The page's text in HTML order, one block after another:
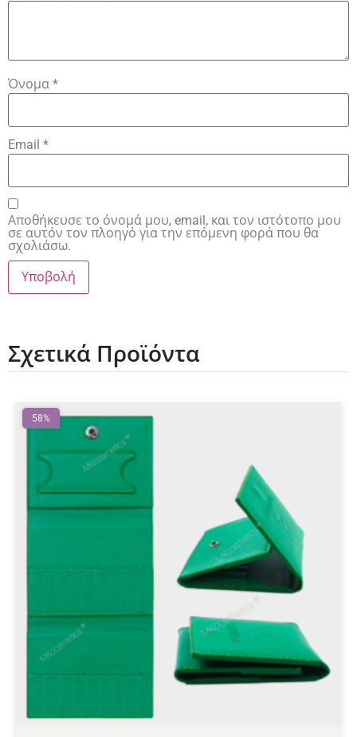
Όνομα *
Email *
Αποθήκευσε το όνομά μου, email, και τον ιστότοπο μου
σε αυτόν τον πλοηγό για την επόμενη φορά που θα
σχολιάσω.
Σχετικά Προϊόντα
58%